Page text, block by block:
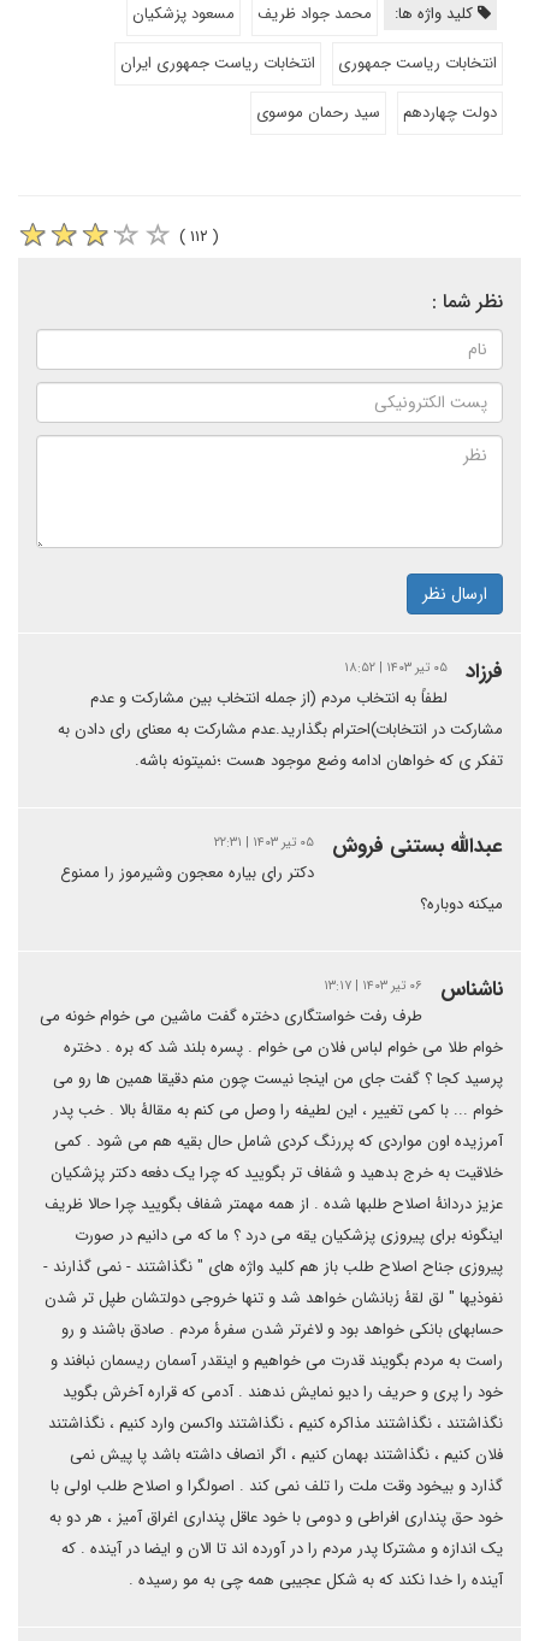
کلید واژه ها: محمد جواد ظریف
مسعود پزشکیان
انتخابات ریاست جمهوری
انتخابات ریاست جمهوری ایران
دولت چهاردهم
سید رحمان موسوی
( ۱۱۲ )
نظر شما :
ارسال نظر
فرزاد ۰۵ تیر ۱۴۰۳ | ۱۸:۵۲
لطفاً به انتخاب مردم (از جمله انتخاب بین مشارکت و عدم
مشارکت در انتخابات)احترام بگذارید.عدم مشارکت به معنای رای دادن به
تفکر ی که خواهان ادامه وضع موجود هست ؛نمیتونه باشه.
عبدالله بستنی فروش ۰۵ تیر ۱۴۰۳ | ۲۲:۳۱
دکتر رای بیاره معجون وشیرموز را ممنوع
میکنه دوباره؟
ناشناس ۰۶ تیر ۱۴۰۳ | ۱۳:۱۷
طرف رفت خواستگاری دختره گفت ماشین می خوام خونه می
خوام طلا می خوام لباس فلان می خوام . پسره بلند شد که بره . دختره
پرسید کجا ؟ گفت جای من اینجا نیست چون منم دقیقا همین ها رو می
خوام ... با کمی تغییر ، این لطیفه را وصل می کنم به مقالۀ بالا . خب پدر
آمرزیده اون مواردی که پررنگ کردی شامل حال بقیه هم می شود . کمی
خلاقیت به خرج بدهید و شفاف تر بگویید که چرا یک دفعه دکتر پزشکیان
عزیز دردانۀ اصلاح طلبها شده . از همه مهمتر شفاف بگویید چرا حالا ظریف
اینگونه برای پیروزی پزشکیان یقه می درد ؟ ما که می دانیم در صورت
پیروزی جناح اصلاح طلب باز هم کلید واژه های " نگذاشتند - نمی گذارند -
نفوذیها " لق لقۀ زبانشان خواهد شد و تنها خروجی دولتشان طپل تر شدن
حسابهای بانکی خواهد بود و لاغرتر شدن سفرۀ مردم . صادق باشند و رو
راست به مردم بگویند قدرت می خواهیم و اینقدر آسمان ریسمان نبافند و
خود را پری و حریف را دیو نمایش ندهند . آدمی که قراره آخرش بگوید
نگذاشتند ، نگذاشتند مذاکره کنیم ، نگذاشتند واکسن وارد کنیم ، نگذاشتند
فلان کنیم ، نگذاشتند بهمان کنیم ، اگر انصاف داشته باشد پا پیش نمی
گذارد و بیخود وقت ملت را تلف نمی کند . اصولگرا و اصلاح طلب اولی با
خود حق پنداری افراطی و دومی با خود عاقل پنداری اغراق آمیز ، هر دو به
یک اندازه و مشترکا پدر مردم را در آورده اند تا الان و ایضا در آینده . که
آینده را خدا نکند که به شکل عجیبی همه چی به مو رسیده .